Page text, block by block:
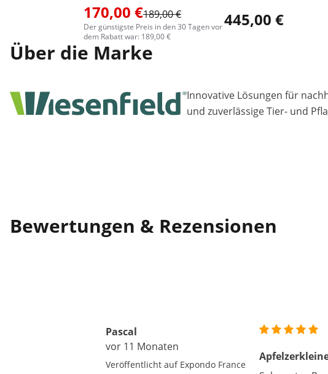
170,00 €189,00 €
Der günstigste Preis in den 30 Tagen vor
dem Rabatt war: 189,00 €
445,00 €
Über die Marke
Innovative Lösungen für
und zuverlässige Tier- und
Bewertungen & Rezensionen
Pascal
vor 11 Monaten
Veröffentlicht auf Expondo France